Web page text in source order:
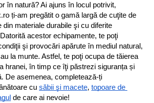
în natură? Ai ajuns în locul potrivit,
ți-am pregătit o gamă largă de cuţite de
din materiale durabile şi cu diferite
acestor echipamente, te poţi
şi provocări apărute în mediul natural,
la munte. Astfel, te poţi ocupa de tăierea
hranei, în timp ce îţi păstrezi siguranța și
De asemenea, completează-ți
cu săbii şi macete, topoare de
de care ai nevoie!